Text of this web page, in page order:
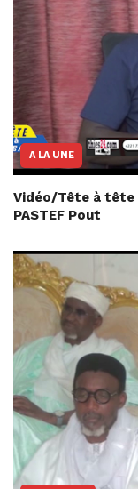
A LA UNE
Vidéo/Tête à tête
PASTEF Pout